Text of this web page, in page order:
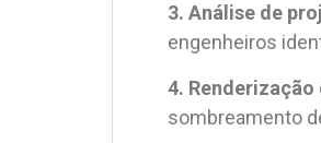
3. Análise de
engenheiros
4. Renderização
sombreamento